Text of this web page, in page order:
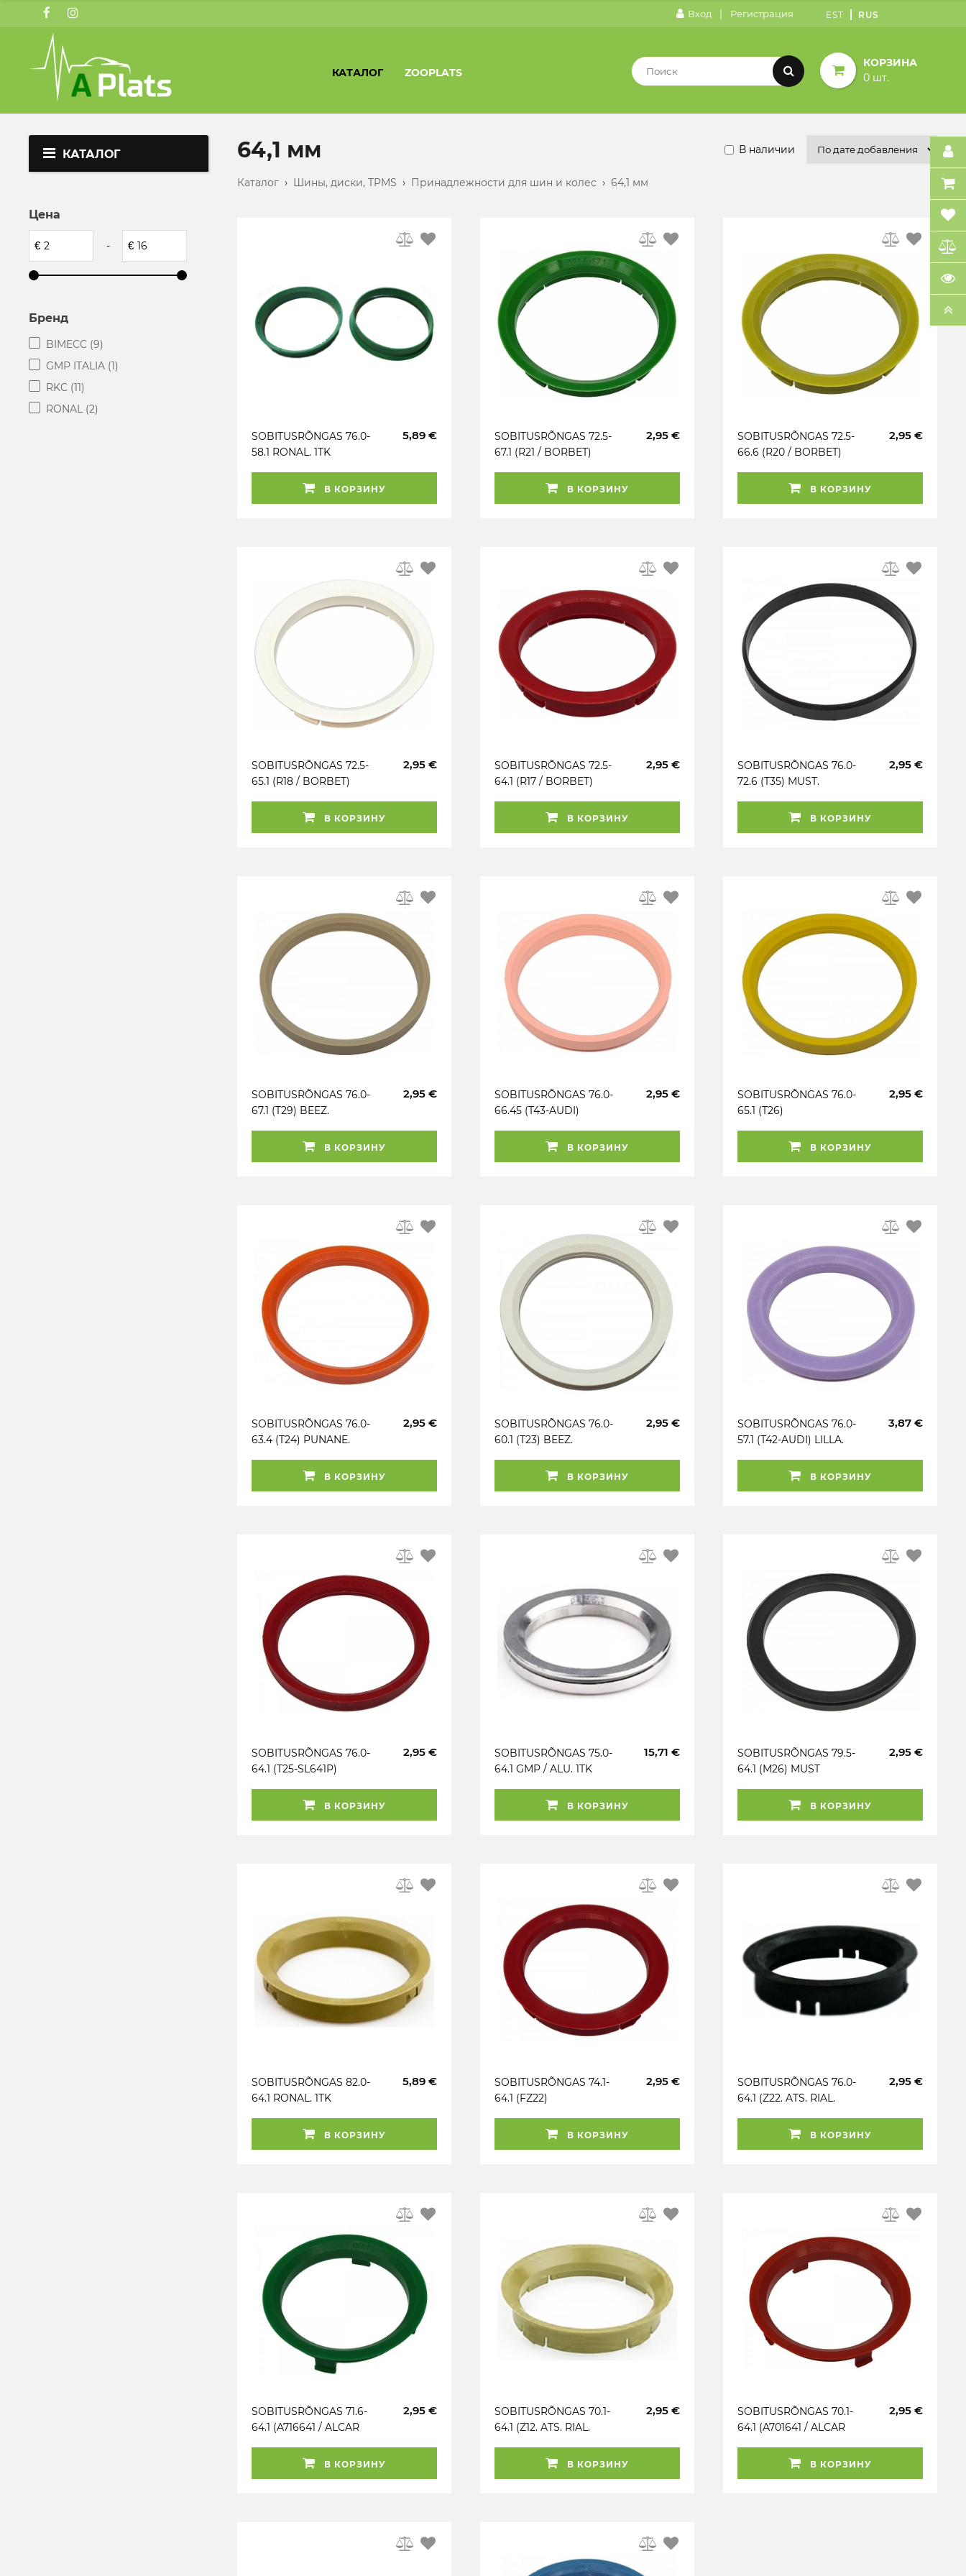
Вход | Регистрация EST RUS
КАТАЛОГ ZOOPLATS
КОРЗИНА
0 шт.
КАТАЛОГ
Цена
€ - €
Бренд
BIMECC (9)
GMP ITALIA (1)
RKC (11)
RONAL (2)
64,1 мм
Каталог › Шины, диски, TPMS › Принадлежности для шин и колес › 64,1 мм
В наличии
SOBITUSRÕNGAS 76.0-
58.1 RONAL. 1TK
5,89 €
В КОРЗИНУ
SOBITUSRÕNGAS 72.5-
67.1 (R21 / BORBET)
2,95 €
В КОРЗИНУ
SOBITUSRÕNGAS 72.5-
66.6 (R20 / BORBET)
2,95 €
В КОРЗИНУ
SOBITUSRÕNGAS 72.5-
65.1 (R18 / BORBET)
2,95 €
В КОРЗИНУ
SOBITUSRÕNGAS 72.5-
64.1 (R17 / BORBET)
2,95 €
В КОРЗИНУ
SOBITUSRÕNGAS 76.0-
72.6 (T35) MUST.
2,95 €
В КОРЗИНУ
SOBITUSRÕNGAS 76.0-
67.1 (T29) BEEZ.
2,95 €
В КОРЗИНУ
SOBITUSRÕNGAS 76.0-
66.45 (T43-AUDI)
2,95 €
В КОРЗИНУ
SOBITUSRÕNGAS 76.0-
65.1 (T26)
FAASITA. 1TK
2,95 €
В КОРЗИНУ
SOBITUSRÕNGAS 76.0-
63.4 (T24) PUNANE.
2,95 €
В КОРЗИНУ
SOBITUSRÕNGAS 76.0-
60.1 (T23) BEEZ.
2,95 €
В КОРЗИНУ
SOBITUSRÕNGAS 76.0-
57.1 (T42-AUDI) LILLA.
3,87 €
В КОРЗИНУ
SOBITUSRÕNGAS 76.0-
64.1 (T25-SL641P)
2,95 €
В КОРЗИНУ
SOBITUSRÕNGAS 75.0-
64.1 GMP / ALU. 1TK
15,71 €
В КОРЗИНУ
SOBITUSRÕNGAS 79.5-
64.1 (M26) MUST
2,95 €
В КОРЗИНУ
SOBITUSRÕNGAS 82.0-
64.1 RONAL. 1TK
5,89 €
В КОРЗИНУ
SOBITUSRÕNGAS 74.1-
64.1 (FZ22)
2,95 €
В КОРЗИНУ
SOBITUSRÕNGAS 76.0-
64.1 (Z22. ATS. RIAL.
2,95 €
В КОРЗИНУ
SOBITUSRÕNGAS 71.6-
64.1 (A716641 / ALCAR
2,95 €
В КОРЗИНУ
SOBITUSRÕNGAS 70.1-
64.1 (Z12. ATS. RIAL.
2,95 €
В КОРЗИНУ
SOBITUSRÕNGAS 70.1-
64.1 (A701641 / ALCAR
2,95 €
В КОРЗИНУ